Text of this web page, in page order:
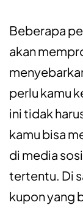
Beberapa
akan
perlu kamu
ini tidak
kamu bisa
di media
tertentu. Di
kupon yang